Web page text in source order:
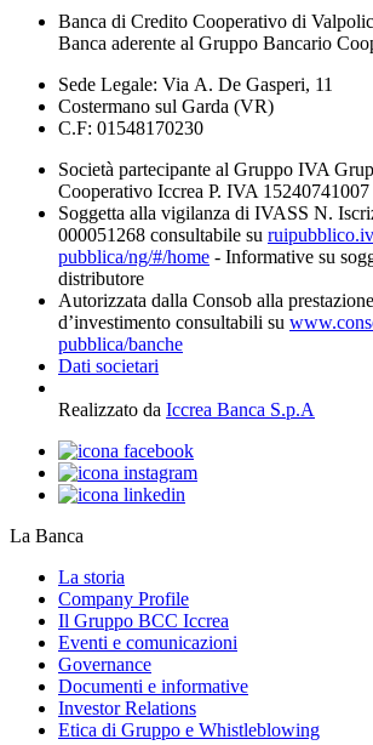
Banca di Credito Cooperativo di
Banca aderente al Gruppo Bancario
Sede Legale: Via A. De Gasperi, 11
Costermano sul Garda (VR)
C.F: 01548170230
Società partecipante al Gruppo IVA
Cooperativo Iccrea P. IVA 15240741007
Soggetta alla vigilanza di IVASS N.
000051268 consultabile su
pubblica/ng/#/home - Informative su
distributore
Autorizzata dalla Consob alla
d’investimento consultabili su
pubblica/banche
Dati societari
Realizzato da Iccrea Banca S.p.A
La Banca
La storia
Company Profile
Il Gruppo BCC Iccrea
Eventi e comunicazioni
Governance
Documenti e informative
Investor Relations
Etica di Gruppo e Whistleblowing